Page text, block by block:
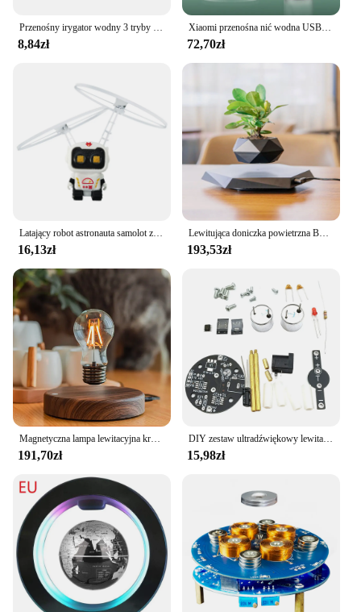
Przenośny irygator wodny 3 tryby IPX7 wodoodporny elektryczny akumulatorowy irygator do jamy ustnej z 4 dyszami środek do czyszczenia zębów dentystycznych
8,84zł
Xiaomi przenośna nić wodna USB akumulator irygator do jamy ustnej 280 ml elektryczne urządzenie do czyszczenia zębów 3 tryby wodoodporny irygator
72,70zł
Latający robot astronauta samolot zabawkowy zaawansowany technologicznie ręcznie sterowany dron interaktywne podwójne skrzydła ze światłami prezenty na świeżym powietrzu dla dzieci
16,13zł
Lewitująca doniczka powietrzna Bonsai Obrotowa doniczka Doniczki Zawieszenie magnetyczne Pływająca doniczka Roślina doniczkowa Dom bez roślin
193,53zł
191,70zł
DIY zestaw ultradźwiękowy lewitator zawieszenie na fali stojącej kontroler DIY zestaw do nauki naukowym eksperymentem lutowania
15,98zł